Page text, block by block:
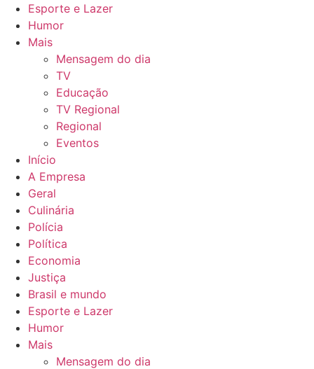
Esporte e Lazer
Humor
Mais
Mensagem do dia
TV
Educação
TV Regional
Regional
Eventos
Início
A Empresa
Geral
Culinária
Polícia
Política
Economia
Justiça
Brasil e mundo
Esporte e Lazer
Humor
Mais
Mensagem do dia